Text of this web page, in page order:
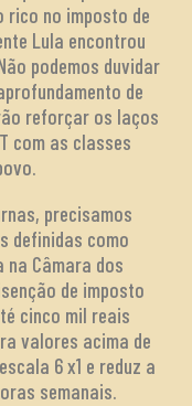
rico no imposto de
Lula encontrou
podemos duvidar
de
reforçar os laços
com as classes
precisamos
definidas como
Câmara dos
de imposto
cinco mil reais
valores acima de
6 x1 e reduz a
semanais.